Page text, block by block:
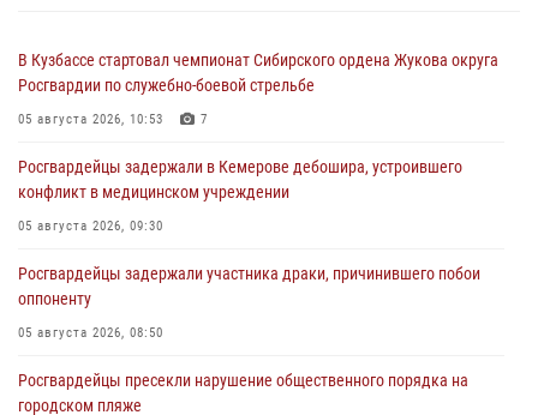
В Кузбассе стартовал чемпионат Сибирского ордена Жукова округа
Росгвардии по служебно-боевой стрельбе
05 августа 2026, 10:53 7
Росгвардейцы задержали в Кемерове дебошира, устроившего
конфликт в медицинском учреждении
05 августа 2026, 09:30
Росгвардейцы задержали участника драки, причинившего побои
оппоненту
05 августа 2026, 08:50
Росгвардейцы пресекли нарушение общественного порядка на
городском пляже